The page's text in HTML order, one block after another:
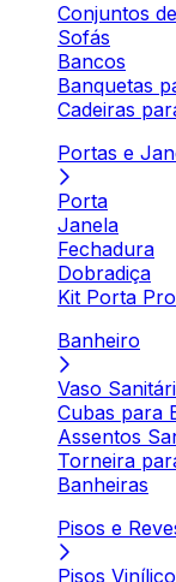
Conjuntos
Sofás
Bancos
Banquetas
Cadeiras
Portas e
Porta
Janela
Fechadura
Dobradiça
Kit Porta
Banheiro
Vaso
Cubas para
Assentos
Torneira
Banheiras
Pisos e
Pisos